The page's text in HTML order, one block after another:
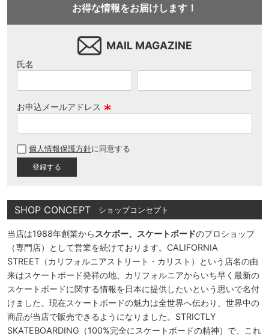
お得な情報をお届けします！
MAIL MAGAZINE
氏名
お申込メールアドレス
須
個人情報保護方針に同意する
SHOP CONCEPT ショップコンセプト
当店は1988年創業から スケボー、スケートボードのプロショップ
（専門店）として営業を続けております。CALIFORNIA
STREET（カリフォルニアストリート・カリスト）という店名の由
来はスケートボード発祥の地、カリフォルニアからいち早く最新の
スケートボードに関する情報を日本に提供したいという思いで名付
けました。現在スケートボードの魅力は全世界へ伝わり、世界中の
商品が当店で販売できるようになりました。STRICTLY
SKATEBOARDING（100%完全にスケートボードの精神）で、これ